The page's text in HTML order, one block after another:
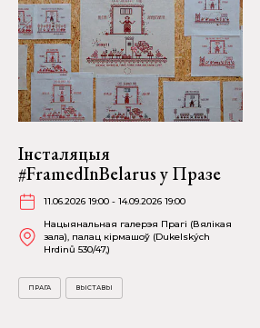
Інсталяцыя
#FramedInBelarus у Празе
11.06.2026 19:00 - 14.09.2026 19:00
Нацыянальная галерэя Прагі (Вялікая
зала), палац кірмашоў (Dukelských
Hrdinů 530/47,)
ПРАГА ВЫСТАВЫ